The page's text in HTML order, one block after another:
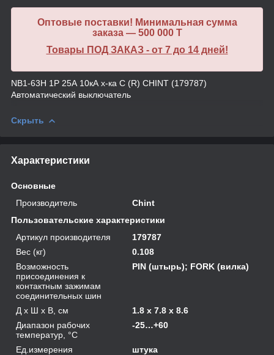
Оптовые поставки! Минимальная сумма
заказа — 500 000 T
Товары ПОД ЗАКАЗ - от 7 до 14 дней!
NB1-63H 1P 25А 10кА х-ка C (R) CHINT (179787)
Автоматический выключатель
Скрыть
Характеристики
Основные
Производитель
Chint
Пользовательские характеристики
Артикул производителя
179787
Вес (кг)
0.108
Возможность
присоединения к
контактным зажимам
соединительных шин
PIN (штырь); FORK (вилка)
Д х Ш х В, см
1.8 x 7.8 x 8.6
Диапазон рабочих
температур, °С
-25…+60
Ед.измерения
штука